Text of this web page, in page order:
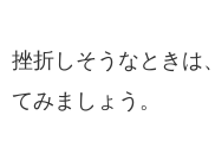
挫折しそうなときは
てみましょう。